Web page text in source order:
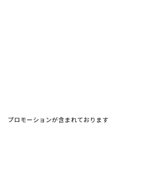
プロモーションが含まれております